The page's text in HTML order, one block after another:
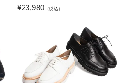
¥23,980 （税込）